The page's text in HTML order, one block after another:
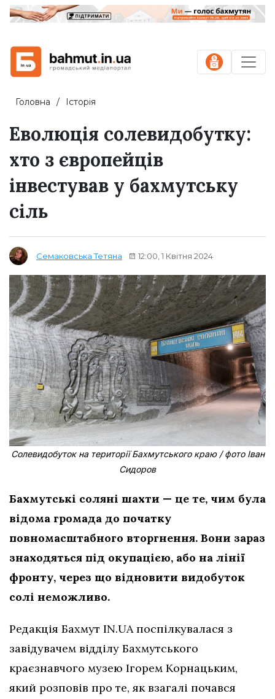
Головна Історія
Еволюція солевидобутку:
хто з європейців
інвестував у бахмутську
сіль
Семаковська Тетяна 12:00, 1 Квітня 2024
Солевидобуток на території Бахмутського краю / фото Іван
Сидоров
Бахмутські соляні шахти — це те, чим була
відома громада до початку
повномасштабного вторгнення. Вони зараз
знаходяться під окупацією, або на лінії
фронту, через що відновити видобуток
солі неможливо.
Редакція Бахмут IN.UA поспілкувалася з
завідувачем відділу Бахмутського
краєзнавчого музею Ігорем Корнацьким,
який розповів про те, як взагалі почався